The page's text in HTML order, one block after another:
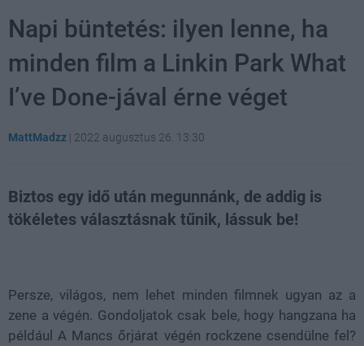
Napi büntetés: ilyen lenne, ha
minden film a Linkin Park What
I’ve Done-jával érne véget
MattMadzz | 2022 augusztus 26. 13:30
Biztos egy idő után megunnánk, de addig is
tökéletes választásnak tűnik, lássuk be!
Persze, világos, nem lehet minden filmnek ugyan az a
zene a végén. Gondoljatok csak bele, hogy hangzana ha
például A Mancs őrjárat végén rockzene csendülne fel?